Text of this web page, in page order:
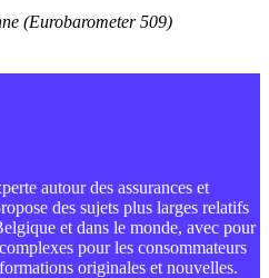
(Eurobarometer 509)
autour des assurances et
des sujets plus larges relatifs
et dans le monde, avec pour
pour les consommateurs
originales et nouvelles.